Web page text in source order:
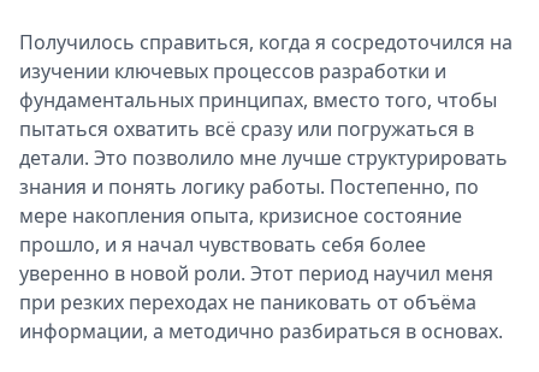
Получилось справиться, когда я сосредоточился на
изучении ключевых процессов разработки и
фундаментальных принципах, вместо того, чтобы
пытаться охватить всё сразу или погружаться в
детали. Это позволило мне лучше структурировать
знания и понять логику работы. Постепенно, по
мере накопления опыта, кризисное состояние
прошло, и я начал чувствовать себя более
уверенно в новой роли. Этот период научил меня
при резких переходах не паниковать от объёма
информации, а методично разбираться в основах.